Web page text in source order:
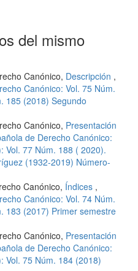
del mismo
Canónico, Descripción ,
Canónico: Vol. 75 Núm.
185 (2018) Segundo
Canónico, Presentación
de Derecho Canónico:
Vol. 77 Núm. 188 ( 2020).
(1932-2019) Número-
Canónico, Índices ,
Canónico: Vol. 74 Núm.
183 (2017) Primer semestre
Canónico, Presentación
de Derecho Canónico:
Vol. 75 Núm. 184 (2018)